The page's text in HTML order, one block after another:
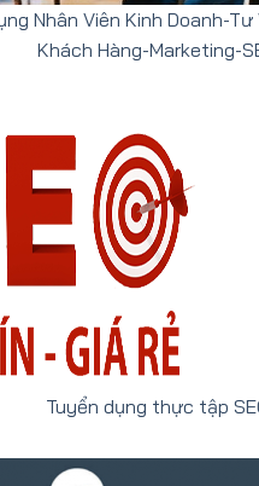
Nhân Viên Kinh Doanh-
Khách Hàng-Marketing-
Tuyển dụng thực tập